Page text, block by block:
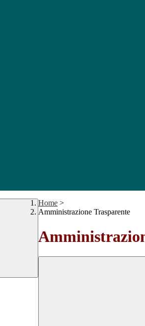
Home >
Amministrazione Trasparente